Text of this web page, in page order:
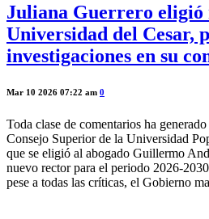
Juliana Guerrero eligió
Universidad del Cesar,
investigaciones en su
Mar 10 2026 07:22 am 0
Toda clase de comentarios ha
Consejo Superior de la Universidad
que se eligió al abogado Guillermo
nuevo rector para el periodo 2026-
pese a todas las críticas, el Gobierno